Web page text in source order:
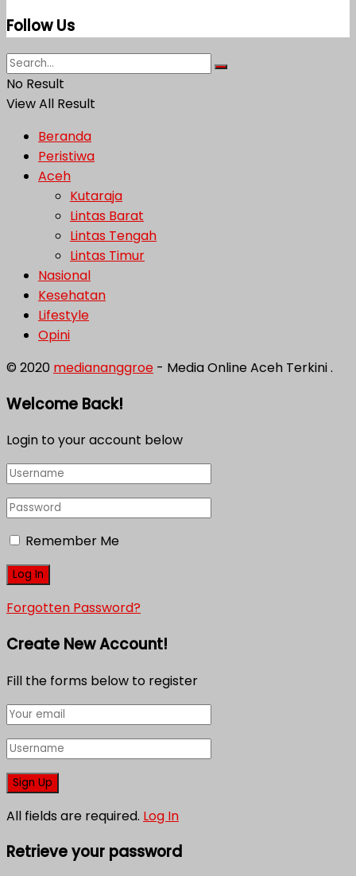
Follow Us
No Result
View All Result
Beranda
Peristiwa
Aceh
Kutaraja
Lintas Barat
Lintas Tengah
Lintas Timur
Nasional
Kesehatan
Lifestyle
Opini
© 2020 mediananggroe - Media Online Aceh Terkini .
Welcome Back!
Login to your account below
Remember Me
Forgotten Password?
Create New Account!
Fill the forms below to register
All fields are required. Log In
Retrieve your password